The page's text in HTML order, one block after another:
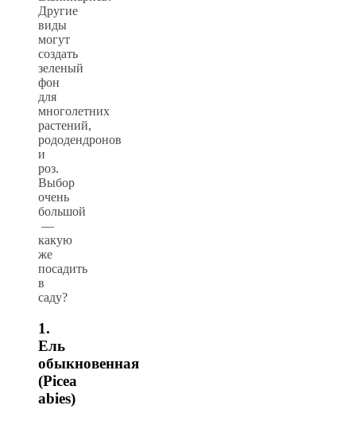
Другие
виды
могут
создать
зеленый
фон
для
многолетних
растений,
рододендронов
и
роз.
Выбор
очень
большой
—
какую
же
посадить
в
саду?
1.
Ель
обыкновенная
(Picea
abies)